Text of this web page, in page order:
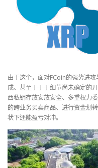
由于这个，面对FCoin的强势进
成、甚至于于于细节尚未确定的
西私钥存放安放安全、多重权力
的跨业务买卖商品、进行资金划
状下还能盈亏对冲。